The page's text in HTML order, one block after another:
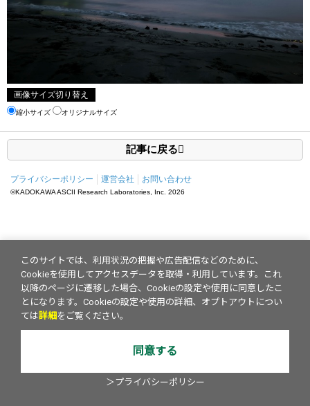
画像サイズ切り替え
縮小サイズ オリジナルサイズ
記事に戻る
プライバシーポリシー 運営会社 お問い合わせ
©KADOKAWA ASCII Research Laboratories, Inc. 2026
このサイトでは、利用状況の把握や広告配信などのために、
Cookieを使用してアクセスデータを取得・利用しています。これ
以降のページに遷移した場合、Cookieの設定や使用に同意したこ
とになります。Cookieの設定や使用の詳細、オプトアウトについ
ては詳細 をご覧ください。
同意する
＞プライバシーポリシー